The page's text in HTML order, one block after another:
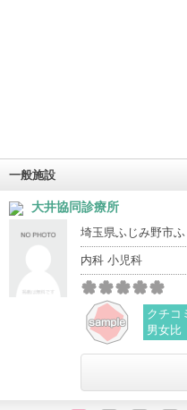
一般施設
大井協同診療所
埼玉県ふじみ野市
内科 小児科
クチコ
男女比